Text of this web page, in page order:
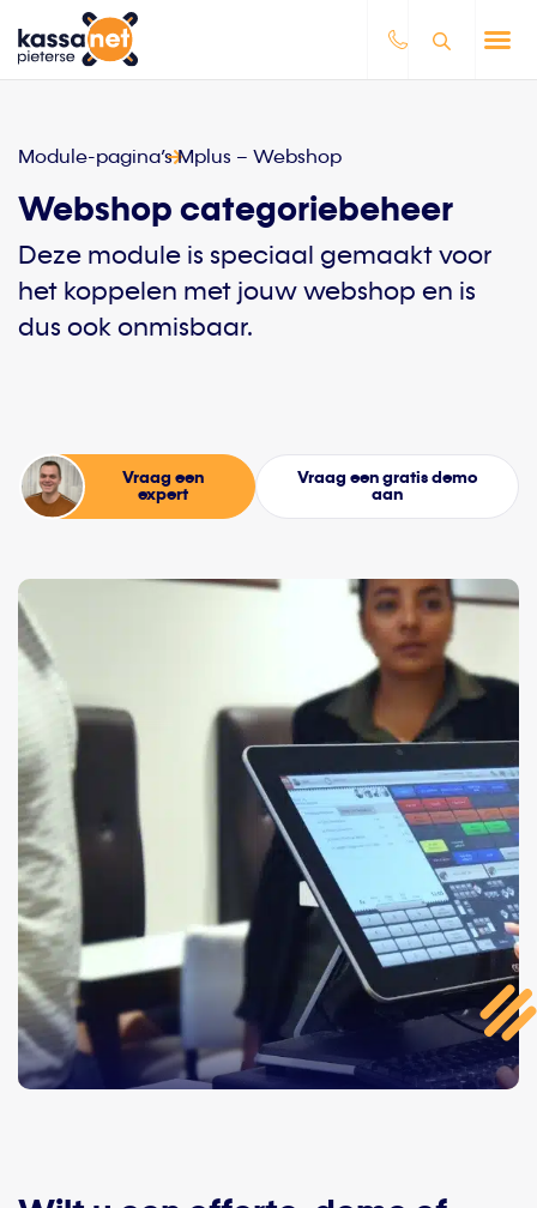
Module-pagina’s Mplus – Webshop
Webshop categoriebeheer
Deze module is speciaal gemaakt voor
het koppelen met jouw webshop en is
dus ook onmisbaar.
Vraag een
expert
Vraag een gratis demo
aan